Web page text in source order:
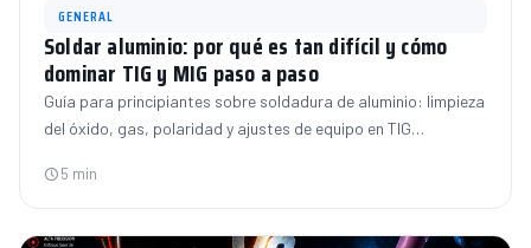
GENERAL
Soldar aluminio: por qué es tan difícil y cómo
dominar TIG y MIG paso a paso
Guía para principiantes sobre soldadura de aluminio: limpieza
del óxido, gas, polaridad y ajustes de equipo en TIG…
5 min